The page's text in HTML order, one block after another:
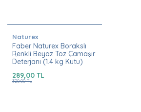
Naturex
Faber Naturex Borakslı
Renkli Beyaz Toz Çamaşır
Deterjanı (1.4 kg Kutu)
289,00 TL
320,00 TL